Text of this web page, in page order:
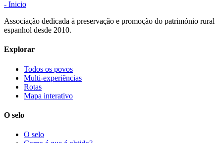
- Inicio
Associação dedicada à preservação e promoção do património rural
espanhol desde 2010.
Explorar
Todos os povos
Multi-experiências
Rotas
Mapa interativo
O selo
O selo